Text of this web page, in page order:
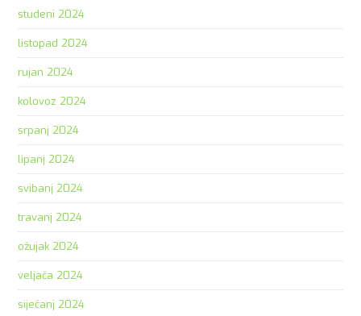
studeni 2024
listopad 2024
rujan 2024
kolovoz 2024
srpanj 2024
lipanj 2024
svibanj 2024
travanj 2024
ožujak 2024
veljača 2024
siječanj 2024